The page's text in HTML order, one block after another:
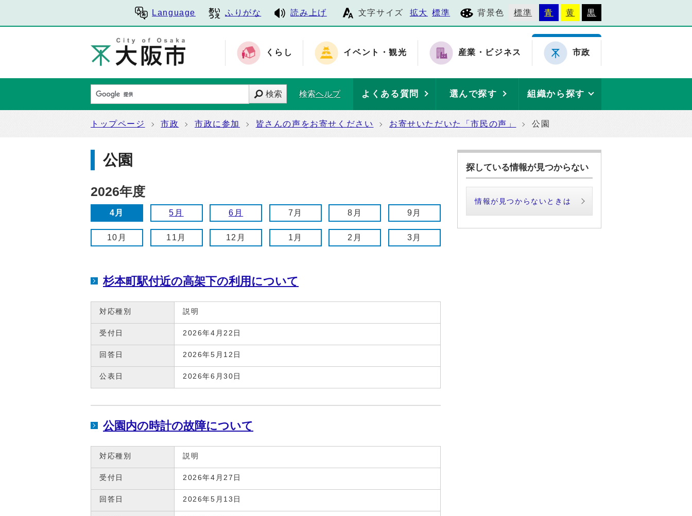
Language ふりがな 読み上げ 文字サイズ 拡大 標準 背景色 標準 青 黄 黒
くらし イベント・観光 産業・ビジネス 市政
検索 検索ヘルプ よくある質問 選んで探す 組織から探す
トップページ 市政 市政に参加 皆さんの声をお寄せください お寄せいただいた「市民の声」 公園
公園
2026年度
4月 5月 6月 7月 8月 9月
10月 11月 12月 1月 2月 3月
杉本町駅付近の高架下の利用について
対応種別 説明
受付日 2026年4月22日
回答日 2026年5月12日
公表日 2026年6月30日
公園内の時計の故障について
対応種別 説明
受付日 2026年4月27日
回答日 2026年5月13日
探している情報が見つからない
情報が見つからないときは